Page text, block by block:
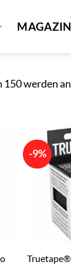
MAGAZIN
150 werden
-9%